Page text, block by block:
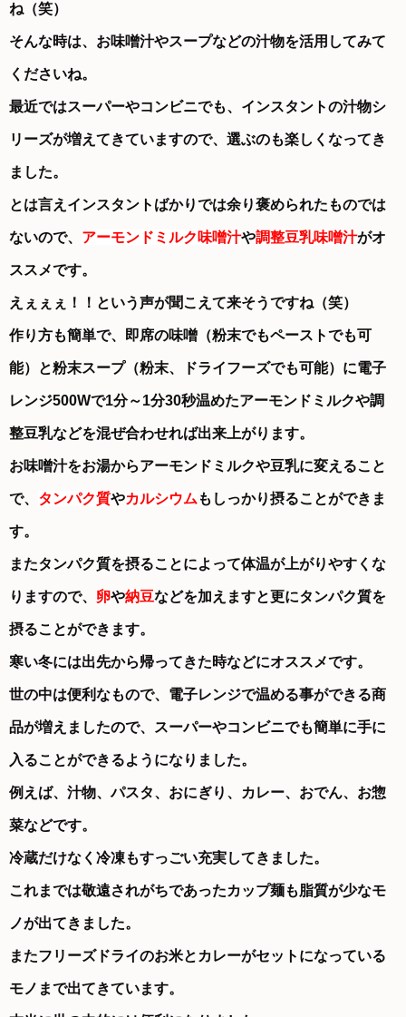
ね（笑）
そんな時は、お味噌汁やスープなどの汁物を活用してみて
くださいね。
最近ではスーパーやコンビニでも、インスタントの汁物シ
リーズが増えてきていますので、選ぶのも楽しくなってき
ました。
とは言えインスタントばかりでは余り褒められたものでは
ないので、 アーモンドミルク味噌汁や調整豆乳味噌汁がオ
ススメです。
えぇぇぇ！！という声が聞こえて来そうですね（笑）
作り方も簡単で、即席の味噌（粉末でもペーストでも可
能）と粉末スープ（粉末、ドライフーズでも可能）に電子
レンジ500Wで1分～1分30秒温めたアーモンドミルクや調
整豆乳などを混ぜ合わせれば出来上がります。
お味噌汁をお湯からアーモンドミルクや豆乳に変えること
で、 タンパク質やカルシウム もしっかり摂ることができま
す。
またタンパク質を摂ることによって体温が上がりやすくな
りますので、 卵や納豆などを加えますと更にタンパク質を
摂ることができます。
寒い冬には出先から帰ってきた時などにオススメです。
世の中は便利なもので、電子レンジで温める事ができる商
品が増えましたので、スーパーやコンビニでも簡単に手に
入ることができるようになりました。
例えば、汁物、パスタ、おにぎり、カレー、おでん、お惣
菜などです。
冷蔵だけなく冷凍もすっごい充実してきました。
これまでは敬遠されがちであったカップ麺も脂質が少なモ
ノが出てきました。
またフリーズドライのお米とカレーがセットになっている
モノまで出てきています。